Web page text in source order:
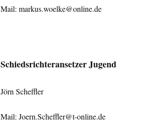
Mail: markus.woelke@online.de
Schiedsrichteransetzer Jugend
Jörn Scheffler
Mail: Joern.Scheffler@t-online.de